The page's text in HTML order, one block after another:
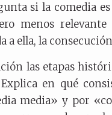
si la comedia
menos
a ella, la
las etapas
en qué
media» y por